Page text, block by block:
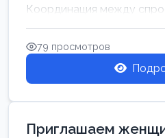
Координация между
для обеспечения своевр...
79 просмотров
Приглашаем